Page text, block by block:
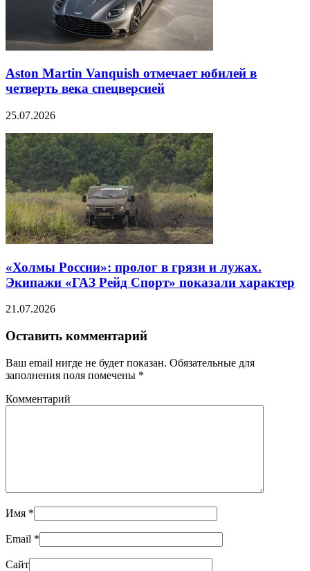
Aston Martin Vanquish отмечает юбилей в
четверть века спецверсией
25.07.2026
«Холмы России»: пролог в грязи и лужах.
Экипажи «ГАЗ Рейд Спорт» показали характер
21.07.2026
Оставить комментарий
Ваш email нигде не будет показан. Обязательные для
заполнения поля помечены *
Комментарий
Имя *
Email *
Сайт